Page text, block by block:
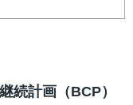
続計画（BCP）